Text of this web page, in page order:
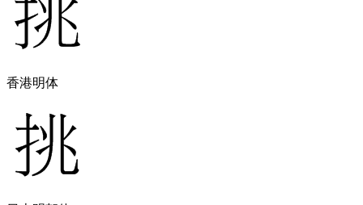
香港明体